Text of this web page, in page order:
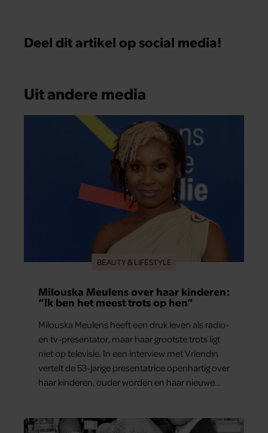
Deel dit artikel op social media!
Uit andere media
BEAUTY & LIFESTYLE
Milouska Meulens over haar kinderen:
“Ik ben het meest trots op hen”
Milouska Meulens heeft een druk leven als radio-
en tv-presentator, maar haar grootste trots ligt
niet op televisie. In een interview met Vriendin
vertelt de 53-jarige presentatrice openhartig over
haar kinderen, ouder worden en haar nieuwe
dag het meest bezighouden.